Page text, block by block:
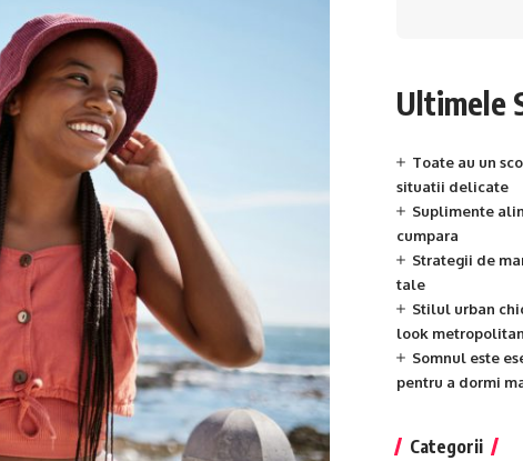
Ultimele
Toate au un
situatii delicate
Suplimente
cumpara
Strategii de
tale
Stilul urban
look metropolitan
Somnul este
pentru a dormi
Categorii